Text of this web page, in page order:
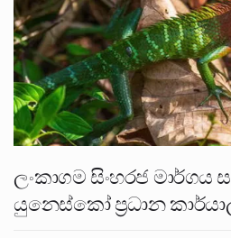
ලංකාගම සිංහරජ මාර්ගය
යුනෙස්කෝ ප්‍රධාන